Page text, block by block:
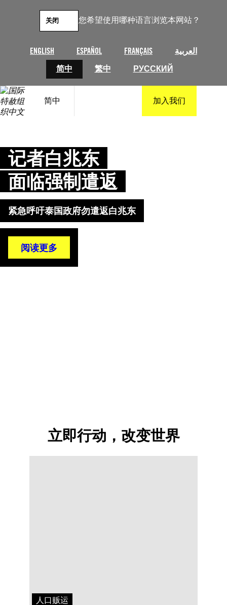
您希望使用哪种语言浏览本网站？
ENGLISH ESPAÑOL FRANÇAIS
العربية
简中
繁中 РУССКИЙ
关闭
简中 加入我们
记者白兆东
面临强制遣返
紧急呼吁泰国政府勿遣返白兆东
阅读更多
立即行动，改变世界
人口贩运